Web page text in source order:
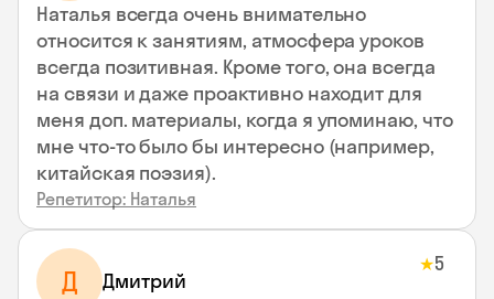
Наталья всегда очень внимательно
относится к занятиям, атмосфера уроков
всегда позитивная. Кроме того, она всегда
на связи и даже проактивно находит для
меня доп. материалы, когда я упоминаю, что
мне что-то было бы интересно (например,
китайская поэзия).
Репетитор: Наталья
Д Дмитрий
★5